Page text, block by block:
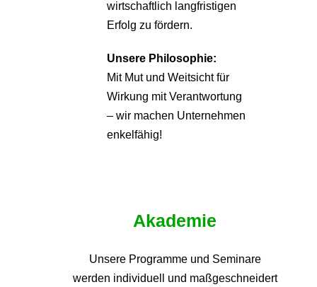
wirtschaftlich langfristigen
Erfolg zu fördern.
Unsere Philosophie:
Mit Mut und Weitsicht für
Wirkung mit Verantwortung
– wir machen Unternehmen
enkelfähig!
Akademie
Unsere Programme und Seminare
werden individuell und maßgeschneidert